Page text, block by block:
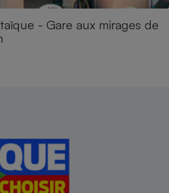
- Gare aux mirages de